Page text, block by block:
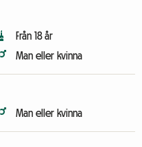
Från 18 år
Man eller kvinna
Man eller kvinna